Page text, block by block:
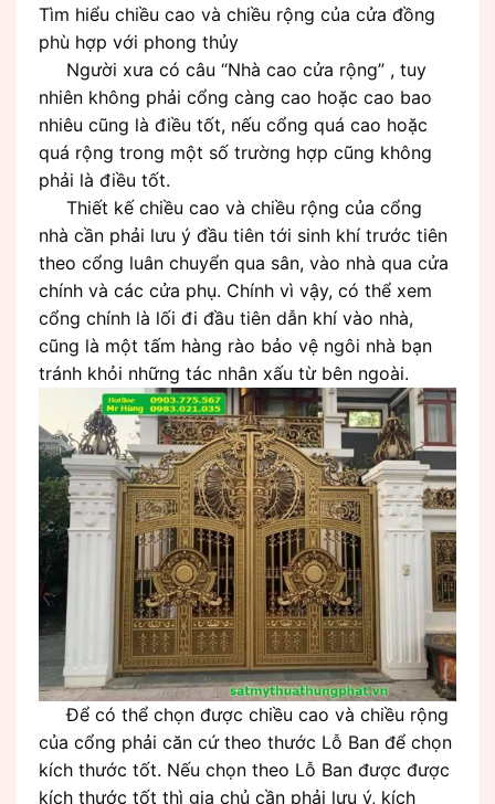
Tìm hiểu chiều cao và chiều rộng của cửa đồng
phù hợp với phong thủy
Người xưa có câu “Nhà cao cửa rộng” , tuy
nhiên không phải cổng càng cao hoặc cao bao
nhiêu cũng là điều tốt, nếu cổng quá cao hoặc
quá rộng trong một số trường hợp cũng không
phải là điều tốt.
Thiết kế chiều cao và chiều rộng của cổng
nhà cần phải lưu ý đầu tiên tới sinh khí trước tiên
theo cổng luân chuyển qua sân, vào nhà qua cửa
chính và các cửa phụ. Chính vì vậy, có thể xem
cổng chính là lối đi đầu tiên dẫn khí vào nhà,
cũng là một tấm hàng rào bảo vệ ngôi nhà bạn
tránh khỏi những tác nhân xấu từ bên ngoài.
Để có thể chọn được chiều cao và chiều rộng
của cổng phải căn cứ theo thước Lỗ Ban để chọn
kích thước tốt. Nếu chọn theo Lỗ Ban được được
kích thước tốt thì gia chủ cần phải lưu ý, kích